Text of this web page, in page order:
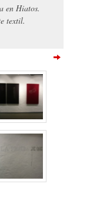
en Hiatos.
textil.